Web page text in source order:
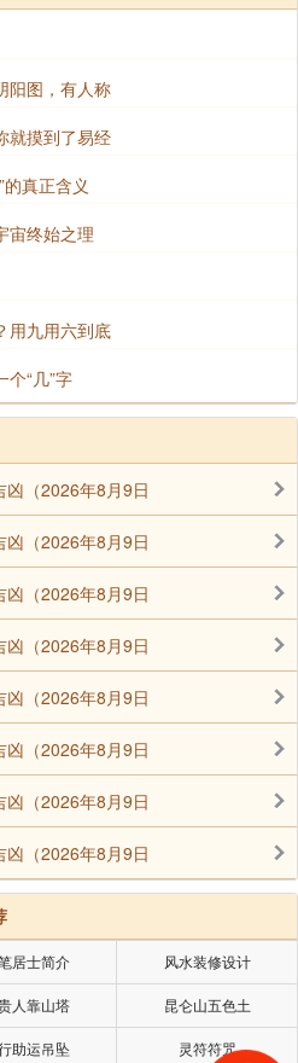
，接下来要做的一件事，
转。一旦会转动，变通，所
，一定要停下来反思自
发展就越是南辕北辙。就像
业，又不知道退出，就亏的
别的机会，东山再起。
还是感情上面都是如此。
通。不能够在一棵树上吊
阳图，有人称
就摸到了易经
真正含义
宙终始之理
用九用六到底
“几”字
（2026年8月9日
（2026年8月9日
（2026年8月9日
（2026年8月9日
（2026年8月9日
（2026年8月9日
（2026年8月9日
（2026年8月9日
居士简介 风水装修设计
人靠山塔 昆仑山五色土
助运吊坠 灵符符咒